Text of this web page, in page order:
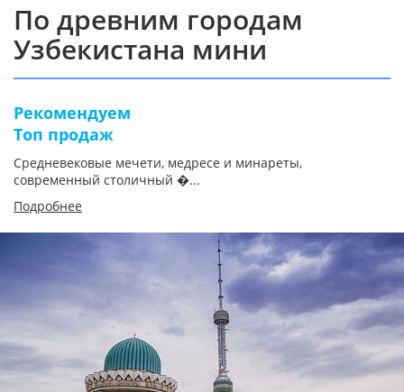
По древним городам
Узбекистана мини
Рекомендуем
Топ продаж
Средневековые мечети, медресе и минареты,
современный столичный �...
Подробнее